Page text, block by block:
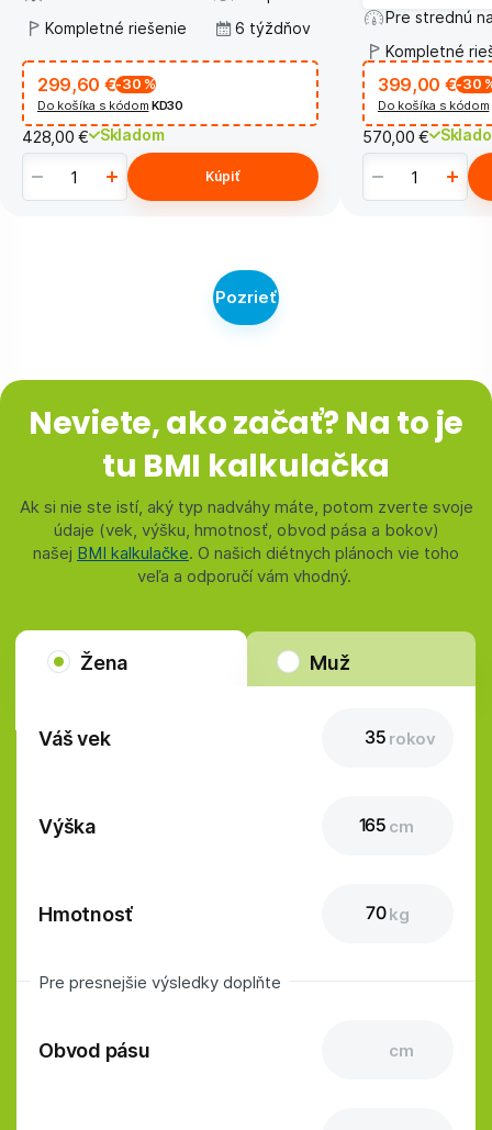
Kompletné riešenie
6 týždňov
299,60 €-30 %
Do košíka s kódom KD30
428,00 € Skladom
Kúpiť
Pre strednú
Kompletné
399,00 €-30
Do košíka s kódom
570,00 €
Pozrieť
Neviete, ako začať? Na to je
tu BMI kalkulačka
Ak si nie ste istí, aký typ nadváhy máte, potom zverte svoje
údaje (vek, výšku, hmotnosť, obvod pása a bokov)
našej BMI kalkulačke. O našich diétnych plánoch vie toho
veľa a odporučí vám vhodný.
Žena Muž
Váš vek rokov
Výška cm
Hmotnosť kg
Pre presnejšie výsledky doplňte
Obvod pásu cm